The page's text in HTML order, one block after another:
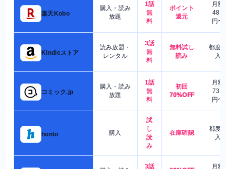
楽天Kobo
購入・読み
放題
1話
無
料
ポイント
還元
月額
480
円〜
Kindleストア
読み放題・
レンタル
3話
無
料
無料試し
読み
都度
入
コミック.jp
購入・読み
放題
1話
無
料
初回
70%OFF
月額
730
円〜
honto 購入
試
し
読
み
在庫確認
都度
入
3話 月額